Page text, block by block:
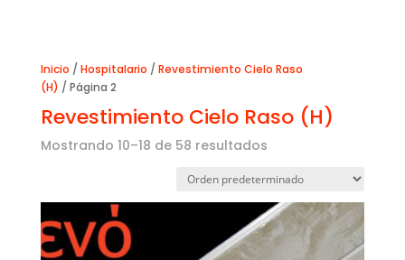
Inicio / Hospitalario / Revestimiento Cielo Raso
(H) / Página 2
Revestimiento Cielo Raso (H)
Mostrando 10–18 de 58 resultados